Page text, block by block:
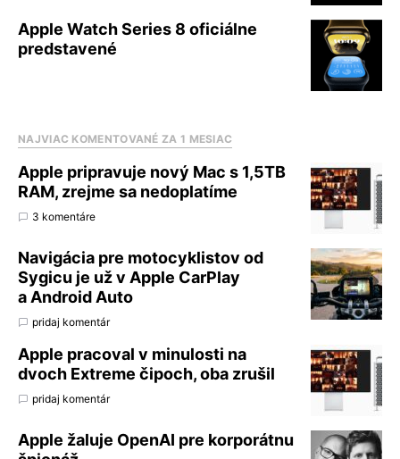
Apple Watch Series 8 oficiálne
predstavené
NAJVIAC KOMENTOVANÉ ZA 1 MESIAC
Apple pripravuje nový Mac s 1,5TB
RAM, zrejme sa nedoplatíme
3 komentáre
Navigácia pre motocyklistov od
Sygicu je už v Apple CarPlay
a Android Auto
pridaj komentár
Apple pracoval v minulosti na
dvoch Extreme čipoch, oba zrušil
pridaj komentár
Apple žaluje OpenAI pre korporátnu